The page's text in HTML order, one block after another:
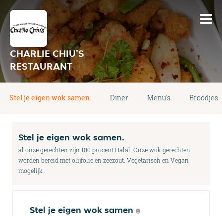
CHARLIE CHIU'S
RESTAURANT
Stel je eigen wok samen. Diner Menu's Broodjes
Stel je eigen wok samen.
al onze gerechten zijn 100 procent Halal. Onze wok gerechten
worden bereid met olijfolie en zeezout. Vegetarisch en Vegan
mogelijk .
Stel je eigen wok samen